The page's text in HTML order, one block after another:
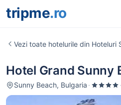
tripme.ro
Vezi toate hotelurile din Hoteluri
Hotel Grand Sunny
Sunny Beach, Bulgaria · ·